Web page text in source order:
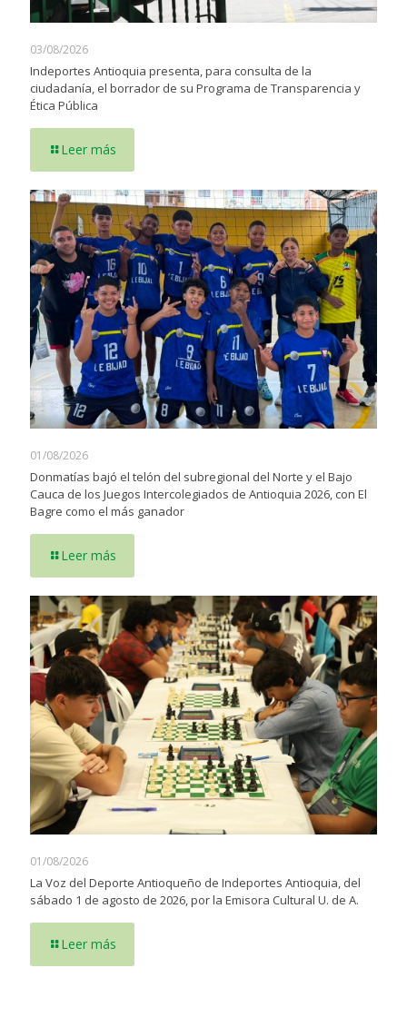
03/08/2026
Indeportes Antioquia presenta, para consulta de la
ciudadanía, el borrador de su Programa de Transparencia y
Ética Pública
Leer más
01/08/2026
Donmatías bajó el telón del subregional del Norte y el Bajo
Cauca de los Juegos Intercolegiados de Antioquia 2026, con El
Bagre como el más ganador
Leer más
01/08/2026
La Voz del Deporte Antioqueño de Indeportes Antioquia, del
sábado 1 de agosto de 2026, por la Emisora Cultural U. de A.
Leer más